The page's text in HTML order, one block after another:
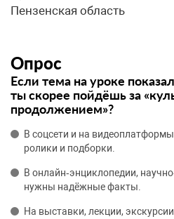
Пензенская область
Опрос
Если тема на уроке
ты скорее пойдёшь за
продолжением»?
В соцсети и на
ролики и подборки.
В онлайн‑энциклопедии,
нужны надёжные факты.
На выставки, лекции,